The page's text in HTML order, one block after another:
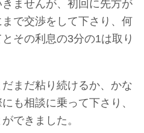
ませんが、初回に先方が
で交渉をして下さり、何
その利息の3分の1は取り
まだ粘り続けるか、かな
も相談に乗って下さり、
できました。